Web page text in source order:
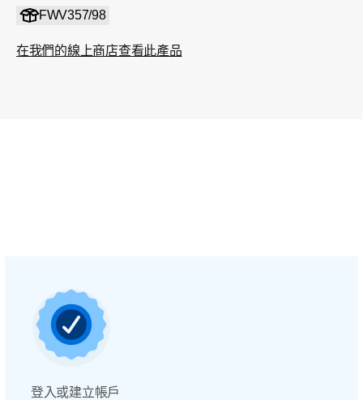
FWV357/98
在我們的線上商店查看此產品
登入或建立帳戶